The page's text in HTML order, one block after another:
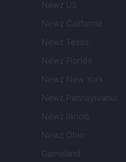
Newz US
Newz California
Newz Texas
Newz Florida
Newz New York
Newz Pennsylvania
Newz Illinois
Newz Ohio
Gameland